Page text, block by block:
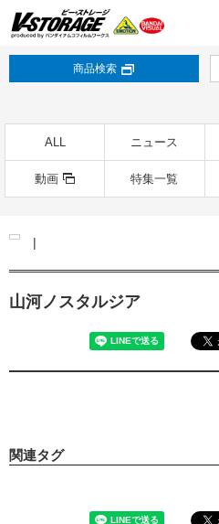
商品検索
ALL ニュース
動画 特集一覧
|
山河ノスタルジア
関連タグ